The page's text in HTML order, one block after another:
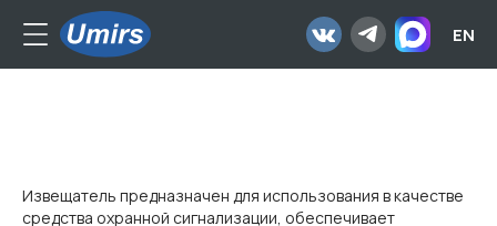
EN
Извещатель предназначен для использования в качестве
средства охранной сигнализации, обеспечивает